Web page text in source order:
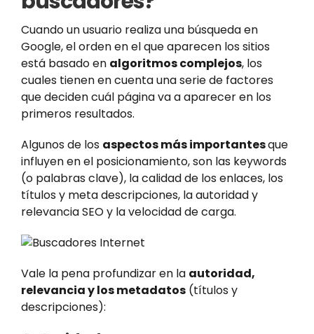
Cuando un usuario realiza una búsqueda en
Google, el orden en el que aparecen los sitios
está basado en algoritmos complejos, los
cuales tienen en cuenta una serie de factores
que deciden cuál página va a aparecer en los
primeros resultados.
Algunos de los aspectos más importantesque
influyen en el posicionamiento, son las keywords
(o palabras clave), la calidad de los enlaces, los
títulos y meta descripciones, la autoridad y
relevancia SEO y la velocidad de carga.
Vale la pena profundizar en la autoridad,
relevancia y los metadatos (títulos y
descripciones):